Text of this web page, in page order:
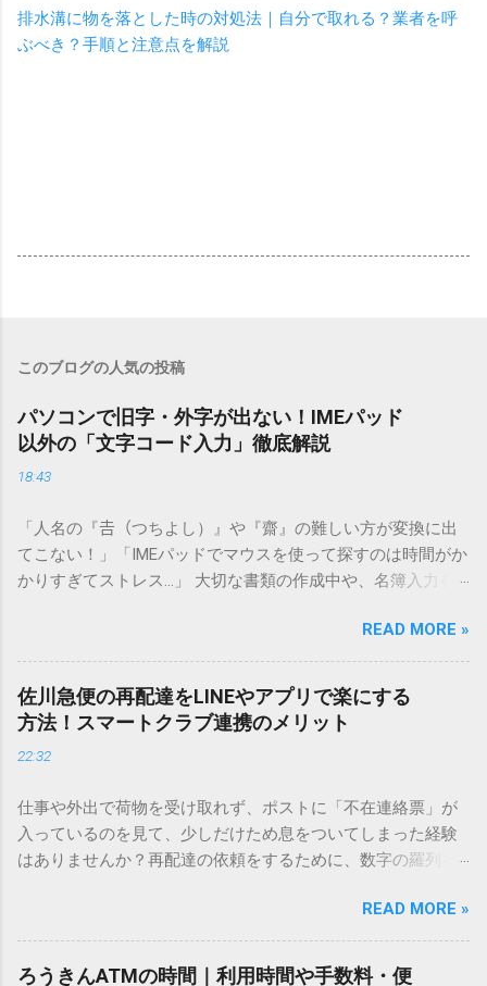
排水溝に物を落とした時の対処法｜自分で取れる？業者を呼
ぶべき？手順と注意点を解説
このブログの人気の投稿
パソコンで旧字・外字が出ない！IMEパッド
以外の「文字コード入力」徹底解説
18:43
「人名の『𠮷（つちよし）』や『齋』の難しい方が変換に出
てこない！」「IMEパッドでマウスを使って探すのは時間がか
かりすぎてストレス…」 大切な書類の作成中や、名簿入力を
てしまいますよね。多くの人が「IMEパッド（手書き入力）」
を使いますが、実はマウスで一画ずつ書くのは非効率です
し、似た漢字が多すぎて結局見つからないことも少なくあり
ません。 そこで今回は、IMEパッドを使わずに、特定のコー
ドを打ち込むだけで一瞬で旧字や外字、特殊記号を呼び出す
「文字コード入力」のテクニックを詳しく解説します。 この
必要はありません。 1. なぜ「変換」しても旧字・外字が出て
こないのか？ そもそも、なぜ普通の変換で出てこない漢字が
あるのでしょうか。その理由は、パソコンが文字を認識する
は、JIS規格（日本産業規格）によって「第1水準」「第2水
準」といった形で整理されています。しかし、人名や地名に
使われる非常に古い漢字（旧字）や、特定の組織だけで作ら
READ MORE »
佐川急便の再配達をLINEやアプリで楽にする
方法！スマートクラブ連携のメリット
22:32
仕事や外出で荷物を受け取れず、ポストに「不在連絡票」が
入っているのを見て、少しだけため息をついてしまった経験
はありませんか？再配達の依頼をするために、数字の羅列を
ことに申し訳なさを感じたりすることもあるかもしれませ
ん。 「もっとスムーズに、自分のタイミングで受け取りた
い」 「わざわざ電話をかけずに、スマホ一つで完結させた
READ MORE »
ろうきんATMの時間｜利用時間や手数料・便